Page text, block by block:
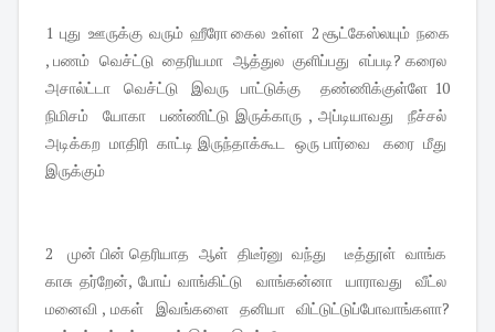
1 புது ஊருக்கு வரும் ஹீரோ கைல உள்ள 2 சூட்கேஸ்லயும் நகை
, பணம் வெச்ட்டு தைரியமா ஆத்துல குளிப்பது எப்படி? கரைல
அசால்ட்டா வெச்ட்டு இவரு பாட்டுக்கு தண்ணிக்குள்ளே 10
நிமிசம் யோகா பண்ணிட்டு இருக்காரு , அப்டியாவது நீச்சல்
அடிக்கற மாதிரி காட்டி இருந்தாக்கூட ஒரு பார்வை கரை மீது
இருக்கும்
2 முன் பின் தெரியாத ஆள் திடீர்னு வந்து டீத்தூள் வாங்க
காசு தர்றேன், போய் வாங்கிட்டு வாங்கன்னா யாராவது வீட்ல
மனைவி , மகள் இவங்களை தனியா விட்டுட்டுப்போவாங்களா?